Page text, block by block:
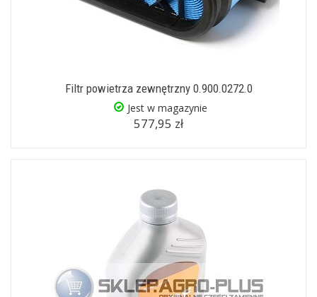
Filtr powietrza zewnętrzny 0.900.0272.0
Jest w magazynie
577,95 zł